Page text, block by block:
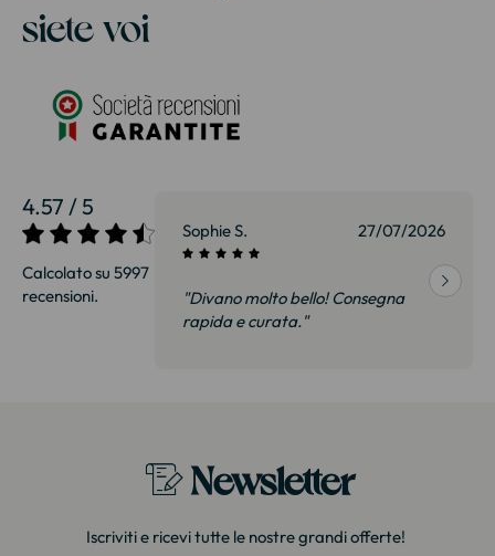
siete voi
4.57 / 5
Calcolato su 5997
recensioni.
27/07/2026 Sophie S. 27/07/2026
"Divano molto bello! Consegna
rapida e curata."
Newsletter
Iscriviti e ricevi tutte le nostre grandi offerte!